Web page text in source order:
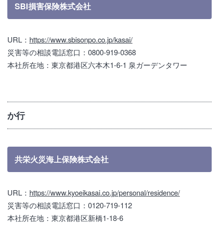
SBI損害保険株式会社
URL： https://www.sbisonpo.co.jp/kasai/
災害等の相談電話窓口：0800-919-0368
本社所在地：東京都港区六本木1-6-1 泉ガーデンタワー
か行
共栄火災海上保険株式会社
URL： https://www.kyoeikasai.co.jp/personal/residence/
災害等の相談電話窓口：0120-719-112
本社所在地：東京都港区新橋1-18-6